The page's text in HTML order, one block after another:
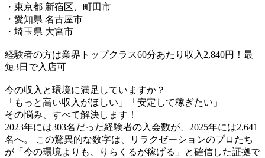
・東京都 新宿区、町田市
・愛知県 名古屋市
・埼玉県 大宮市
経験者の方は業界トップクラス60分あたり収入2,840円！最
短3日で入店可
今の収入と環境に満足していますか？
「もっと高い収入がほしい」「安定して稼ぎたい」
その悩み、すべて解決します！
2023年には303名だった経験者の入会数が、2025年には2,641
名へ。 この驚異的な数字は、リラクゼーションのプロたち
が「今の環境よりも、りらくるが稼げる」と確信した証拠で